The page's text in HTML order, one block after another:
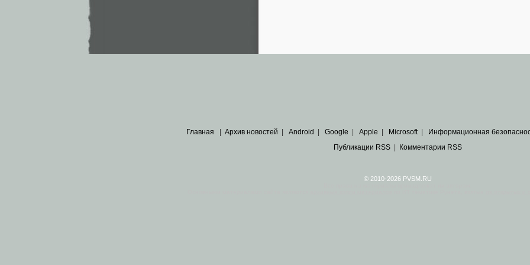
Главная Архив новостей Android Google Apple Microsoft| Информационная
Публикации RSS| Комментарии RSS
© 2010-2026 PVSM.RU